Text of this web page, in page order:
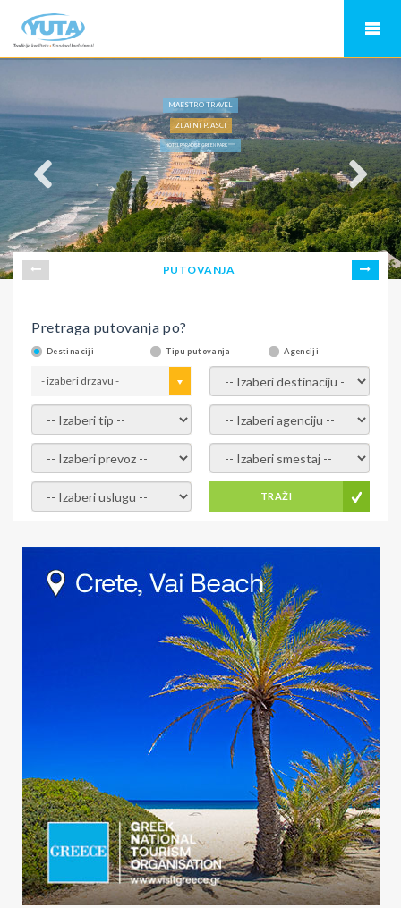
MAESTRO TRAVEL
ZLATNI PJASCI
HOTEL PARADISE GREEN PARK ****
PUTOVANJA
Pretraga putovanja po?
Destinaciji Tipu putovanja Agenciji
- izaberi drzavu - - izaberi destinaciju -
- izaberi tip - - izaberi agenciju -
- izaberi prevoz - - Izaberite smestaj -
- Izaberite uslugu - TRAŽI